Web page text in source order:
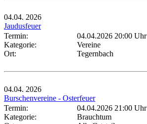
04.04. 2026
Jaudusfeuer
Termin:
04.04.2026 20:00 Uhr
Kategorie:
Vereine
Ort:
Tegernbach
04.04. 2026
Burschenvereine - Osterfeuer
Termin:
04.04.2026 21:00 Uhr
Kategorie:
Brauchtum